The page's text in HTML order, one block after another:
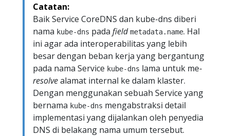
Catatan:
Baik Service CoreDNS dan kube-dns diberi
nama kube-dns pada field metadata.name. Hal
ini agar ada interoperabilitas yang lebih
besar dengan beban kerja yang bergantung
pada nama Service kube-dns lama untuk me-
resolvealamat internal ke dalam klaster.
Dengan menggunakan sebuah Service yang
bernama kube-dns mengabstraksi detail
implementasi yang dijalankan oleh penyedia
DNS di belakang nama umum tersebut.